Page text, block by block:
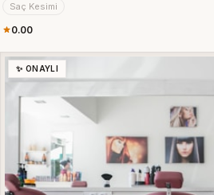
Saç Kesimi
0.00
✨ ONAYLI